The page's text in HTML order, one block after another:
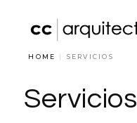
HOME SERVICIOS
Servicios